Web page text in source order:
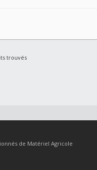
trouvés
de Matériel Agricole